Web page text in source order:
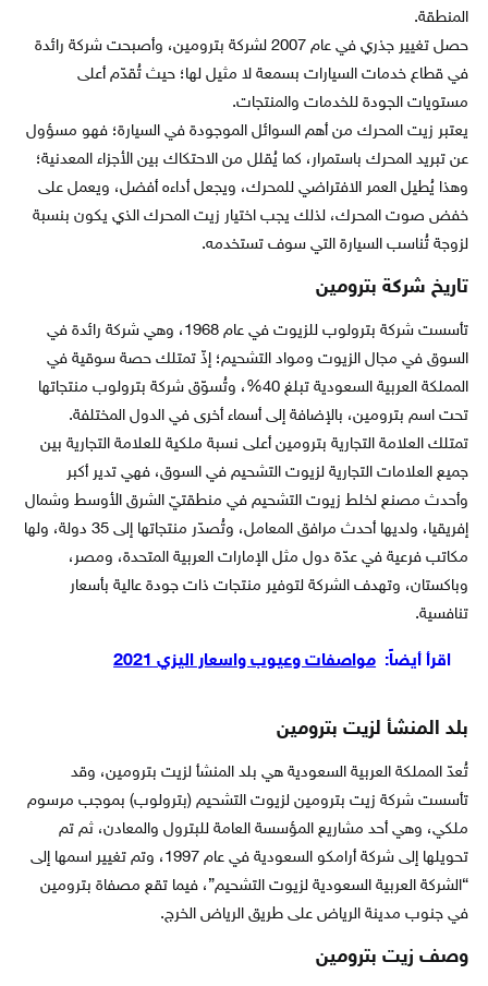
المنطقة.
حصل تغيير جذري في عام 2007 لشركة بترومين، وأصبحت شركة رائدة
في قطاع خدمات السيارات بسمعة لا مثيل لها؛ حيث تُقدّم أعلى
مستويات الجودة للخدمات والمنتجات.
يعتبر زيت المحرك من أهم السوائل الموجودة في السيارة؛ فهو مسؤول
عن تبريد المحرك باستمرار، كما يُقلل من الاحتكاك بين الأجزاء المعدنية؛
وهذا يُطيل العمر الافتراضي للمحرك، ويجعل أداءه أفضل، ويعمل على
خفض صوت المحرك، لذلك يجب اختيار زيت المحرك الذي يكون بنسبة
لزوجة تُناسب السيارة التي سوف تستخدمه.
تاريخ شركة بترومين
تأسست شركة بترولوب للزيوت في عام 1968، وهي شركة رائدة في
السوق في مجال الزيوت ومواد التشحيم؛ إذّ تمتلك حصة سوقية في
المملكة العربية السعودية تبلغ 40%، وتُسوّق شركة بترولوب منتجاتها
تحت اسم بترومين، بالإضافة إلى أسماء أخرى في الدول المختلفة.
تمتلك العلامة التجارية بترومين أعلى نسبة ملكية للعلامة التجارية بين
جميع العلامات التجارية لزيوت التشحيم في السوق، فهي تدير أكبر
وأحدث مصنع لخلط زيوت التشحيم في منطقتيّ الشرق الأوسط وشمال
إفريقيا، ولديها أحدث مرافق المعامل، وتُصدّر منتجاتها إلى 35 دولة، ولها
مكاتب فرعية في عدّة دول مثل الإمارات العربية المتحدة، ومصر،
وباكستان، وتهدف الشركة لتوفير منتجات ذات جودة عالية بأسعار
تنافسية.
اقرأ أيضاً: مواصفات وعيوب واسعار اليزي 2021
بلد المنشأ لزيت بترومين
تُعدّ المملكة العربية السعودية هي بلد المنشأ لزيت بترومين، وقد
تأسست شركة زيت بترومين لزيوت التشحيم (بترولوب) بموجب مرسوم
ملكي، وهي أحد مشاريع المؤسسة العامة للبترول والمعادن، ثم تم
تحويلها إلى شركة أرامكو السعودية في عام 1997، وتم تغيير اسمها إلى
“الشركة العربية السعودية لزيوت التشحيم”، فيما تقع مصفاة بترومين
في جنوب مدينة الرياض على طريق الرياض الخرج.
وصف زيت بترومين